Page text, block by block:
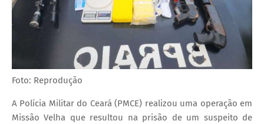
Foto: Reprodução
A Polícia Militar do Ceará (PMCE) realizou uma operação em
Missão Velha que resultou na prisão de um suspeito de